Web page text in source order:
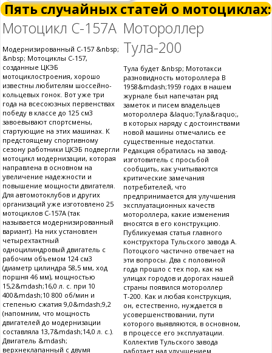
Пять случайных статей о мотоциклах:
Мотоцикл С-157А
Модернизированный С-157 &nbsp;
&nbsp; Мотоциклы С-157,
созданные ЦКЭБ
мотоциклостроения, хорошо
известны любителям шоссейно-
кольцевых гонок. Вот уже три
года на всесоюзных первенствах
победу в классе до 125 см3
завоевывают спортсмены,
стартующие на этих машинах. К
предстоящему спортивному
сезону работники ЦКЭБ подвергли
мотоцикл модернизации, которая
направлена в основном на
увеличение надежности и
повышение мощности двигателя.
Для автомотоклубов и других
организаций уже изготовлено 25
мотоциклов С-157А (так
называется модернизированный
вариант). На них установлен
четырехтактный
одноцилиндровый двигатель с
рабочим объемом 124 см3
(диаметр цилиндра 58,5 мм, ход
поршня 46 мм), мощностью
15,2&mdash;16,0 л. с. при 10
400&mdash;10 800 об/мин и
степенью сжатия 9,0&mdash;9,2
(напомним, что мощность
двигателей до модернизации
составляла 13,7&mdash;14,0 л. с.).
Двигатель &mdash;
верхнеклапанный с двумя
Мотороллер
Тула-200
Тула будет &nbsp; Мототакси
разновидность мотороллера В
1958&mdash;1959 годах в нашем
журнале был напечатан ряд
заметок и писем владельцев
мотороллера &laquo;Тула&raquo;,
в которых наряду с достоинствами
новой машины отмечались ее
существенные недостатки.
Редакция обратилась на завод-
изготовитель с просьбой
сообщить, как учитываются
критические замечания
потребителей, что
предпринимается для улучшения
эксплуатационных качеств
мотороллера, какие изменения
вносятся в его конструкцию.
Публикуемая статья главного
конструктора Тульского завода А.
Потоцкого частично отвечает на
эти вопросы. Два с половиной
года прошло с тех пор, как на
улицах городов и дорогах нашей
страны появился мотороллер
Т-200. Как и любая конструкция,
он, естественно, нуждается в
усовершенствовании, пути
которого выявляются, в основном,
в процессе его эксплуатации.
Коллектив Тульского завода
работает над улучшением